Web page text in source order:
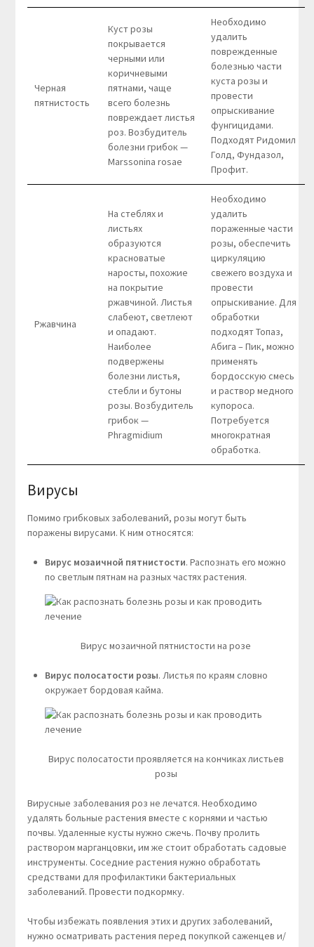
Черная
пятнистость
Куст розы
покрывается
черными или
коричневыми
пятнами, чаще
всего болезнь
повреждает листья
роз. Возбудитель
болезни грибок —
Marssonina rosae
Необходимо
удалить
поврежденные
болезнью части
куста розы и
провести
опрыскивание
фунгицидами.
Подходят Ридомил
Голд, Фундазол,
Профит.
Ржавчина
На стеблях и
листьях
образуются
красноватые
наросты, похожие
на покрытие
ржавчиной. Листья
слабеют, светлеют
и опадают.
Наиболее
подвержены
болезни листья,
стебли и бутоны
розы. Возбудитель
грибок —
Phragmidium
Необходимо
удалить
пораженные части
розы, обеспечить
циркуляцию
свежего воздуха и
провести
опрыскивание. Для
обработки
подходят Топаз,
Абига – Пик, можно
применять
бордосскую смесь
и раствор медного
купороса.
Потребуется
многократная
обработка.
Вирусы
Помимо грибковых заболеваний, розы могут быть
поражены вирусами. К ним относятся:
Вирус мозаичной пятнистости. Распознать его можно
по светлым пятнам на разных частях растения.
Вирус мозаичной пятнистости на розе
Вирус полосатости розы. Листья по краям словно
окружает бордовая кайма.
Вирус полосатости проявляется на кончиках листьев
розы
Вирусные заболевания роз не лечатся. Необходимо
удалять больные растения вместе с корнями и частью
почвы. Удаленные кусты нужно сжечь. Почву пролить
раствором марганцовки, им же стоит обработать садовые
инструменты. Соседние растения нужно обработать
средствами для профилактики бактериальных
заболеваний. Провести подкормку.
Чтобы избежать появления этих и других заболеваний,
нужно осматривать растения перед покупкой саженцев и/